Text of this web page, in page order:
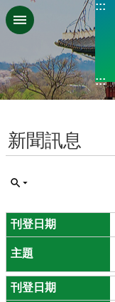
跳到主要內容區塊
:::
:::
新聞訊息